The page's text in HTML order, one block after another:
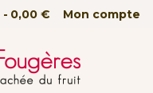
Mon compte
0,00 €